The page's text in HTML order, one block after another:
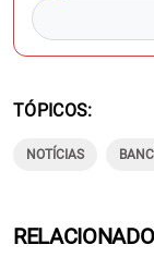
TÓPICOS
NOTÍCIAS